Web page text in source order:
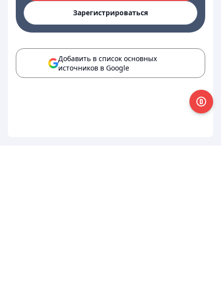
Зарегистрироваться
Добавить в список основных
источников в Google